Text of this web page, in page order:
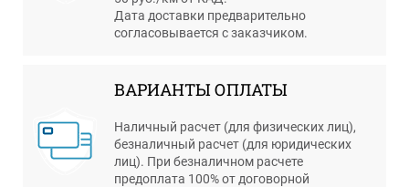
Дата доставки предварительно
согласовывается с заказчиком.
ВАРИАНТЫ ОПЛАТЫ
Наличный расчет (для физических лиц),
безналичный расчет (для юридических
лиц). При безналичном расчете
предоплата 100% от договорной